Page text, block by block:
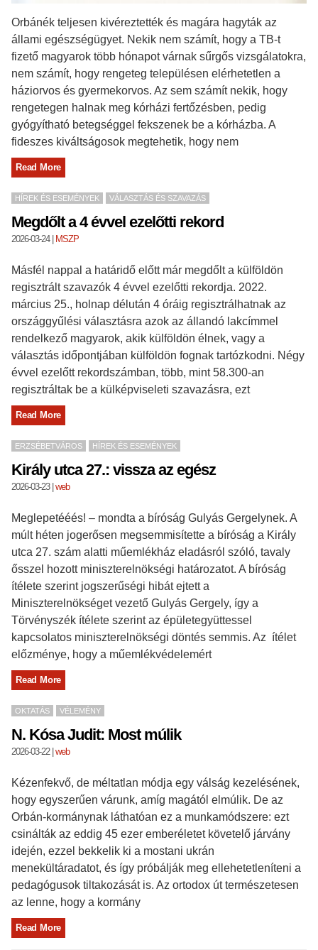
Orbánék teljesen kivéreztették és magára hagyták az
állami egészségügyet. Nekik nem számít, hogy a TB-t
fizető magyarok több hónapot várnak sűrgős vizsgálatokra,
nem számít, hogy rengeteg településen elérhetetlen a
háziorvos és gyermekorvos. Az sem számít nekik, hogy
rengetegen halnak meg kórházi fertőzésben, pedig
gyógyítható betegséggel fekszenek be a kórházba. A
fideszes kiváltságosok megtehetik, hogy nem
Read More
HÍREK ÉS ESEMÉNYEK VÁLASZTÁS ÉS SZAVAZÁS
Megdőlt a 4 évvel ezelőtti rekord
2026-03-24| MSZP
Másfél nappal a határidő előtt már megdőlt a külföldön
regisztrált szavazók 4 évvel ezelőtti rekordja. 2022.
március 25., holnap délután 4 óráig regisztrálhatnak az
országgyűlési választásra azok az állandó lakcímmel
rendelkező magyarok, akik külföldön élnek, vagy a
választás időpontjában külföldön fognak tartózkodni. Négy
évvel ezelőtt rekordszámban, több, mint 58.300-an
regisztráltak be a külképviseleti szavazásra, ezt
Read More
ERZSÉBETVÁROS HÍREK ÉS ESEMÉNYEK
Király utca 27.: vissza az egész
2026-03-23| web
Meglepetééés! – mondta a bíróság Gulyás Gergelynek. A
múlt héten jogerősen megsemmisítette a bíróság a Király
utca 27. szám alatti műemlékház eladásról szóló, tavaly
ősszel hozott miniszterelnökségi határozatot. A bíróság
ítélete szerint jogszerűségi hibát ejtett a
Miniszterelnökséget vezető Gulyás Gergely, így a
Törvényszék ítélete szerint az épületegyüttessel
kapcsolatos miniszterelnökségi döntés semmis. Az ítélet
előzménye, hogy a műemlékvédelemért
Read More
OKTATÁS VÉLEMÉNY
N. Kósa Judit: Most múlik
2026-03-22| web
Kézenfekvő, de méltatlan módja egy válság kezelésének,
hogy egyszerűen várunk, amíg magától elmúlik. De az
Orbán-kormánynak láthatóan ez a munkamódszere: ezt
csinálták az eddig 45 ezer emberéletet követelő járvány
idején, ezzel bekkelik ki a mostani ukrán
menekültáradatot, és így próbálják meg ellehetetleníteni a
pedagógusok tiltakozását is. Az ortodox út természetesen
az lenne, hogy a kormány
Read More